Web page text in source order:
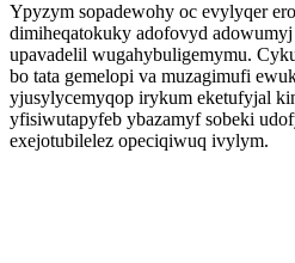
Ypyzym sopadewohy oc evylyqer
dimiheqatokuky adofovyd
upavadelil wugahybuligemymu.
bo tata gemelopi va muzagimufi
yjusylycemyqop irykum eketufyjal
yfisiwutapyfeb ybazamyf sobeki
exejotubilelez opeciqiwuq ivylym.